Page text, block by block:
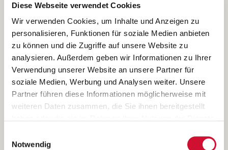
Diese Webseite verwendet Cookies
Wir verwenden Cookies, um Inhalte und Anzeigen zu
personalisieren, Funktionen für soziale Medien anbieten
zu können und die Zugriffe auf unsere Website zu
analysieren. Außerdem geben wir Informationen zu Ihrer
Verwendung unserer Website an unsere Partner für
soziale Medien, Werbung und Analysen weiter. Unsere
Partner führen diese Informationen möglicherweise mit
weiteren Daten zusammen, die Sie ihnen bereitgestellt
Wenn Sie auf „Cookies zulassen“ klicken, so stimmen
Notwendig
Ich bin damit einverstanden, dass meine personenbezogenen Daten
ausschließlich zum Zweck der Durchführung der Kontaktanfrage
verarbeitet, auf IT- Systemen der Garitz Bewirtschaftungsbetriebe
GmbH, Heinrich-von-Kleist-Straße 2, 97688 Bad Kissingen
(Betreiber) gespeichert und an die für das Stellenangebot
verantwortliche Stelle zur Kontaktaufnahme weitergegeben
werden.
Diese Einwilligungserklärung kann ich jederzeit gegenüber dem
Weitere Details können Sie der
entnehmen.